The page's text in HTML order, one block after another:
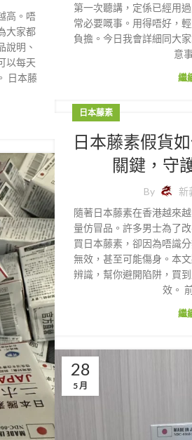
高。唔
大家都
說明、
以每天
日本藤
第一次聽講，定係已經用
常必要嘅事。用得唔好，
負擔。今日我會詳細同大
意
繼
日本藤素
日本藤素假貨
關鍵，守
By
新
隨著日本藤素在香港越來
量仿冒品。許多男士為了
買日本藤素，卻因為唔識
無效，甚至可能傷身。本
辨識，幫你避開陷阱，買
效。
繼
28
5 月